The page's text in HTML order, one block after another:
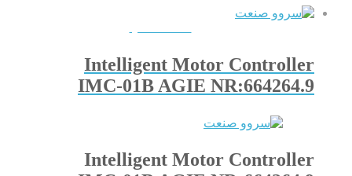
Intelligent Motor Controller
IMC-01B AGIE NR:664264.9
Intelligent Motor Controller